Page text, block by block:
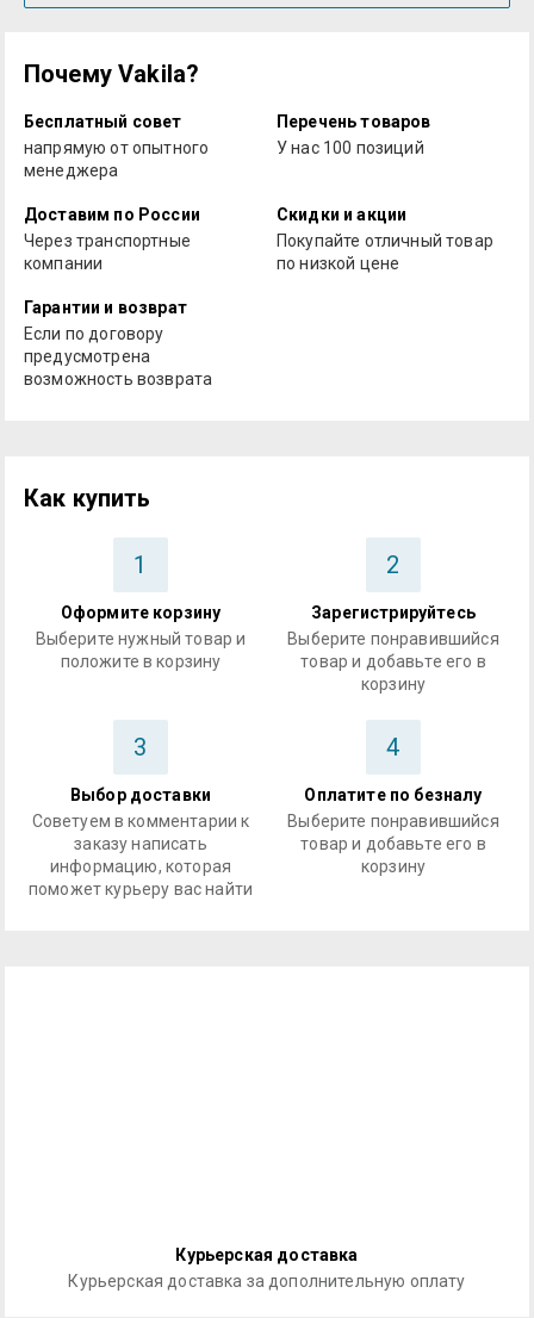
Почему Vakila?
Бесплатный совет
напрямую от опытного
менеджера
Перечень товаров
У нас 100 позиций
Доставим по России
Через транспортные
компании
Скидки и акции
Покупайте отличный товар
по низкой цене
Гарантии и возврат
Если по договору
предусмотрена
возможность возврата
Как купить
1
Оформите корзину
Выберите нужный товар и
положите в корзину
2
Зарегистрируйтесь
Выберите понравившийся
товар и добавьте его в
корзину
3
Выбор доставки
Советуем в комментарии к
заказу написать
информацию, которая
поможет курьеру вас найти
4
Оплатите по безналу
Выберите понравившийся
товар и добавьте его в
корзину
Курьерская доставка
Курьерская доставка за дополнительную оплату